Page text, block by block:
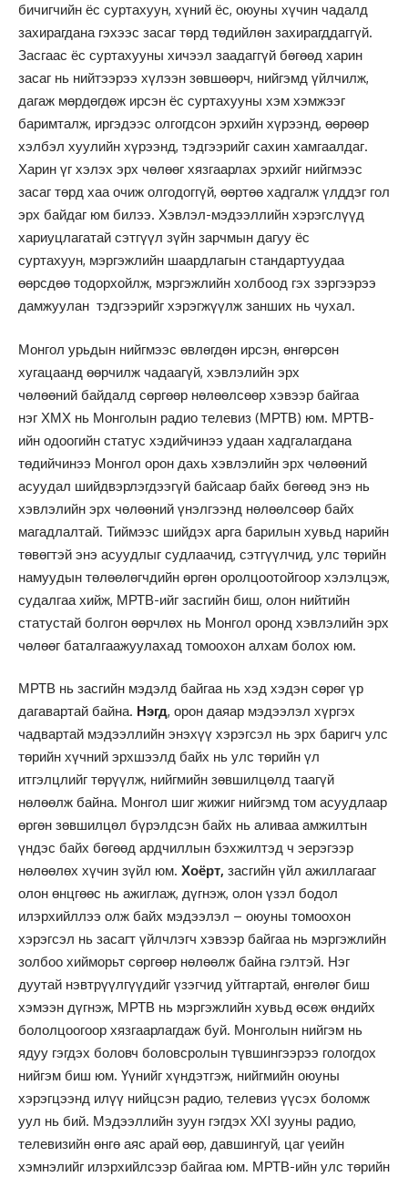
бичигчийн ёс суртахуун, хүний ёс, оюуны хүчин чадалд
захирагдана гэхээс засаг төрд төдийлөн захирагддаггүй.
Засгаас ёс суртахууны хичээл заадаггүй бөгөөд харин
засаг нь нийтээрээ хүлээн зөвшөөрч, нийгэмд үйлчилж,
дагаж мөрдөгдөж ирсэн ёс суртахууны хэм хэмжээг
баримталж, иргэдээс олгогдсон эрхийн хүрээнд, өөрөөр
хэлбэл хуулийн хүрээнд, тэдгээрийг сахин хамгаалдаг.
Харин үг хэлэх эрх чөлөөг хязгаарлах эрхийг нийгмээс
засаг төрд хаа очиж олгодоггүй, өөртөө хадгалж үлддэг гол
эрх байдаг юм билээ. Хэвлэл-мэдээллийн хэрэгслүүд
хариуцлагатай сэтгүүл зүйн зарчмын дагуу ёс
суртахуун, мэргэжлийн шаардлагын стандартуудаа
өөрсдөө тодорхойлж, мэргэжлийн холбоод гэх зэргээрээ
дамжуулан тэдгээрийг хэрэгжүүлж занших нь чухал.
Монгол урьдын нийгмээс өвлөгдөн ирсэн, өнгөрсөн
хугацаанд өөрчилж чадаагүй, хэвлэлийн эрх
чөлөөний байдалд сөргөөр нөлөөлсөөр хэвээр байгаа
нэг ХМХ нь Монголын радио телевиз (МРТВ) юм. МРТВ-
ийн одоогийн статус хэдийчинээ удаан хадгалагдана
төдийчинээ Монгол орон дахь хэвлэлийн эрх чөлөөний
асуудал шийдвэрлэгдээгүй байсаар байх бөгөөд энэ нь
хэвлэлийн эрх чөлөөний үнэлгээнд нөлөөлсөөр байх
магадлалтай. Тиймээс шийдэх арга барилын хувьд нарийн
төвөгтэй энэ асуудлыг судлаачид, сэтгүүлчид, улс төрийн
намуудын төлөөлөгчдийн өргөн оролцоотойгоор хэлэлцэж,
судалгаа хийж, МРТВ-ийг засгийн биш, олон нийтийн
статустай болгон өөрчлөх нь Монгол оронд хэвлэлийн эрх
чөлөөг баталгаажуулахад томоохон алхам болох юм.
МРТВ нь засгийн мэдэлд байгаа нь хэд хэдэн сөрөг үр
дагавартай байна. Нэгд, орон даяар мэдээлэл хүргэх
чадвартай мэдээллийн энэхүү хэрэгсэл нь эрх баригч улс
төрийн хүчний эрхшээлд байх нь улс төрийн үл
итгэлцлийг төрүүлж, нийгмийн зөвшилцөлд таагүй
нөлөөлж байна. Монгол шиг жижиг нийгэмд том асуудлаар
өргөн зөвшилцөл бүрэлдсэн байх нь аливаа амжилтын
үндэс байх бөгөөд ардчиллын бэхжилтэд ч эерэгээр
нөлөөлөх хүчин зүйл юм. Хоёрт, засгийн үйл ажиллагааг
олон өнцгөөс нь ажиглаж, дүгнэж, олон үзэл бодол
илэрхийллээ олж байх мэдээлэл – оюуны томоохон
хэрэгсэл нь засагт үйлчлэгч хэвээр байгаа нь мэргэжлийн
золбоо хийморьт сөргөөр нөлөөлж байна гэлтэй. Нэг
дуутай нэвтрүүлгүүдийг үзэгчид уйтгартай, өнгөлөг биш
хэмээн дүгнэж, МРТВ нь мэргэжлийн хувьд өсөж өндийх
бололцоогоор хязгаарлагдаж буй. Монголын нийгэм нь
ядуу гэгдэх боловч боловсролын түвшингээрээ гологдох
нийгэм биш юм. Үүнийг хүндэтгэж, нийгмийн оюуны
хэрэгцээнд илүү нийцсэн радио, телевиз үүсэх боломж
уул нь бий. Мэдээллийн зуун гэгдэх XXI зууны радио,
телевизийн өнгө аяс арай өөр, давшингуй, цаг үеийн
хэмнэлийг илэрхийлсээр байгаа юм. МРТВ-ийн улс төрийн